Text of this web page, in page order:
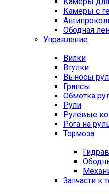
Камеры с
Ободная
Управление
Вилки
Втулки
Выносы
Грипсы
Обмотка
Рули
Рулевые
Рога на руль
Тормоза
Запчасти к